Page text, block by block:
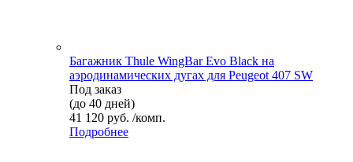
Багажник Thule WingBar Evo Black на
аэродинамических дугах для Peugeot 407 SW
Под заказ
(до 40 дней)
41 120 руб. /комп.
Подробнее